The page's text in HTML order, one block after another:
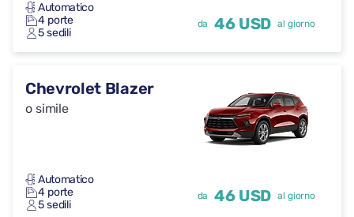
Automatico
4 porte
5 sedili
da 46 USD al giorno
Chevrolet Blazer
o simile
Automatico
4 porte
5 sedili
da 46 USD al giorno